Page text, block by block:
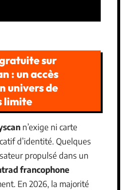
sur
: un accès
univers de
limite
n’exige ni carte
d’identité. Quelques
propulsé dans un
francophone
En 2026, la majorité